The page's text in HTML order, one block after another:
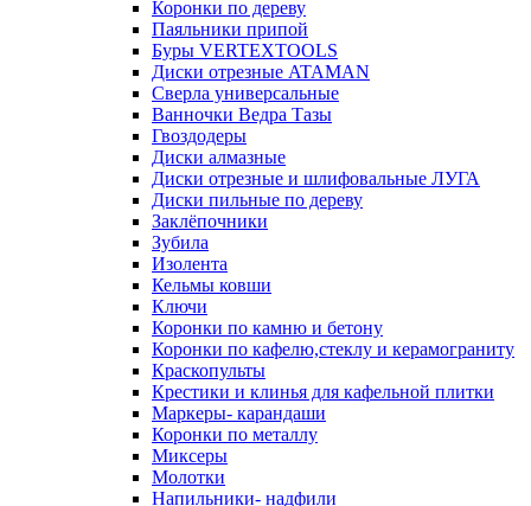
Коронки по дереву
Паяльники припой
Буры VERTEXTOOLS
Диски отрезные ATAMAN
Сверла универсальные
Ванночки Ведра Тазы
Гвоздодеры
Диски алмазные
Диски отрезные и шлифовальные ЛУГА
Диски пильные по дереву
Заклёпочники
Зубила
Изолента
Кельмы ковши
Ключи
Коронки по камню и бетону
Коронки по кафелю,стеклу и керамограниту
Краскопульты
Крестики и клинья для кафельной плитки
Маркеры- карандаши
Коронки по металлу
Миксеры
Молотки
Напильники- надфили